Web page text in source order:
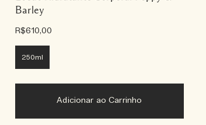
Barley
R$610,00
250ml
Adicionar ao Carrinho